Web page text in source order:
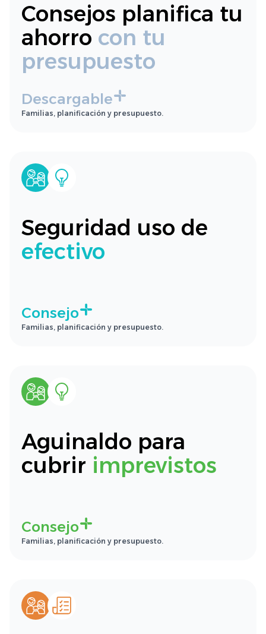
Consejos planifica tu
ahorro con tu
presupuesto
Descargable
Familias, planificación y presupuesto.
Seguridad uso de
efectivo
Consejo
Familias, planificación y presupuesto.
Aguinaldo para
cubrir imprevistos
Consejo
Familias, planificación y presupuesto.